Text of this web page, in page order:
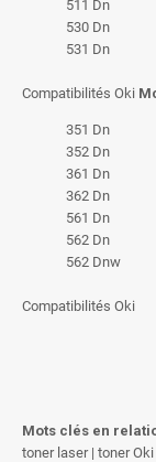
511 Dn
530 Dn
531 Dn
Compatibilités Oki
351 Dn
352 Dn
361 Dn
362 Dn
561 Dn
562 Dn
562 Dnw
Compatibilités Oki
Mots clés en
toner laser | toner